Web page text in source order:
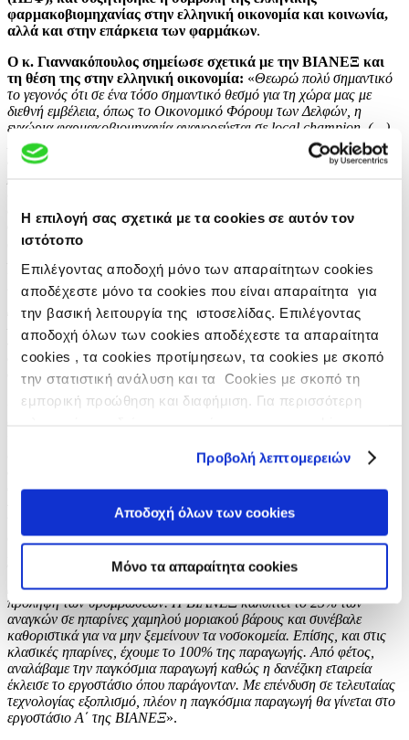
Η επιλογή σας σχετικά με τα cookies σε αυτόν τον
ιστότοπο
Επιλέγοντας αποδοχή μόνο των απαραίτητων cookies
αποδέχεστε μόνο τα cookies που είναι απαραίτητα για
την βασική λειτουργία της ιστοσελίδας. Επιλέγοντας
αποδοχή όλων των cookies αποδέχεστε τα απαραίτητα
cookies , τα cookies προτίμησεων, τα cookies με σκοπό
την στατιστική ανάλυση και τα Cookies με σκοπό τη
εμπορική προώθηση και διαφήμιση. Για περισσότερη
Προβολή λεπτομερειών
Αποδοχή όλων των cookies
Μόνο τα απαραίτητα cookies
φαρμακοβιομηχανίας στην ελληνική οικονομία και κοινωνία,
αλλά και στην επάρκεια των φαρμάκων.
Ο κ. Γιαννακόπουλος σημείωσε σχετικά με την ΒΙΑΝΕΞ και
τη θέση της στην ελληνική οικονομία: «Θεωρώ πολύ σημαντικό
το γεγονός ότι σε ένα τόσο σημαντικό θεσμό για τη χώρα μας με
διεθνή εμβέλεια, όπως το Οικονομικό Φόρουμ των Δελφών, η
εγχώρια φαρμακοβιομηχανία αναγορεύεται σε local champion. (…)
Η ΒΙΑΝΕΞ έχει εδραιωθεί εδώ και δύο δεκαετίες ως η μεγαλύτερη
ελληνική φαρμακοβιομηχανία. Τα τελευταία τρία χρόνια, μάλιστα,
δραστηριοποιούνται στη χώρα μας. Ενδεικτικά το 2022, κλείσαμε
στα 443,1εκ. Ευρώ και κατέχοντας το 10% της ελληνικής αγοράς.
(…)
νέων φαρμάκων ξεκινώντας από την έρευνα και ακολουθώντας όλα
τα βήματα μέχρι τον ασθενή. Αξίζει να σημειωθεί ότι είμαστε η
μοναδική εταιρεία που παράγει ενέσιμα ογκολογικά σκευάσματα στην
Ελλάδα. Τα 4 υπερσύγχρονα εργοστάσια ενισχύονται σταθερά με
επενδύσεις στον τεχνολογικό εξοπλισμό και παράλληλα επεκτείνονται
οι παραγωγικές τους δυνατότητες. Θα πούμε, όμως, περισσότερα στη
συνέχεια για το θέμα αυτό».
Ο κ. Γιαννακόπουλος σχετικά με την περίοδο της πανδημίας,
δεξαμεθαζόνη. Στην Ελλάδα, το 90% της ενέσιμης δεξαμεθαζόνης
διατίθεται από τη ΒΙΑΝΕΞ. Μια σειρά ευρωπαϊκών χωρών που
αντιμετώπιζαν ελλείψεις ζητούσαν να αγοράσουν από εμάς σε
4πλάσια τιμή. Δεν πουλήσαμε στους ξένους, μείναμε εδώ, παρείχαμε
τα προϊόντα μας στην ελληνική αγορά, παρόλο που πληρώναμε 60%
clawback. Άρα η φαρμακοβιομηχανία δεν είναι εδώ μόνο για την
Έλληνες και τους ανθρώπους που ζουν στην Ελλάδα. Πάλι σε σχέση
με τον covid, οι ηπαρίνες ήταν φάρμακο πρώτης γραμμής για την
πρόληψη των θρομβώσεων. Η ΒΙΑΝΕΞ καλύπτει το 25% των
αναγκών σε ηπαρίνες χαμηλού μοριακού βάρους και συνέβαλε
καθοριστικά για να μην ξεμείνουν τα νοσοκομεία. Επίσης, και στις
κλασικές ηπαρίνες, έχουμε το 100% της παραγωγής. Από φέτος,
αναλάβαμε την παγκόσμια παραγωγή καθώς η δανέζικη εταιρεία
έκλεισε το εργοστάσιο όπου παράγονταν. Με επένδυση σε τελευταίας
τεχνολογίας εξοπλισμό, πλέον η παγκόσμια παραγωγή θα γίνεται στο
εργοστάσιο Α΄ της ΒΙΑΝΕΞ».